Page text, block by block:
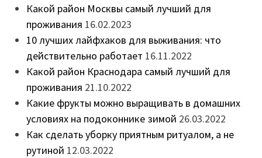
Какой район Москвы самый лучший для
проживания 16.02.2023
10 лучших лайфхаков для выживания: что
действительно работает 16.11.2022
Какой район Краснодара самый лучший для
проживания 21.10.2022
Какие фрукты можно выращивать в домашних
условиях на подоконнике зимой 26.03.2022
Как сделать уборку приятным ритуалом, а не
рутиной 12.03.2022